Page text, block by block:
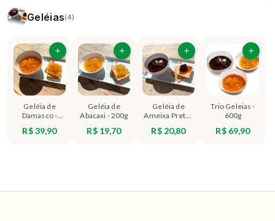
Geléias(4)
Geléia de
Damasco -
200g
R$ 39,90
Geléia de
Abacaxi - 200g
R$ 19,70
Geléia de
Ameixa Preta -
200g
R$ 20,80
Trio Geleias -
600g
R$ 69,90